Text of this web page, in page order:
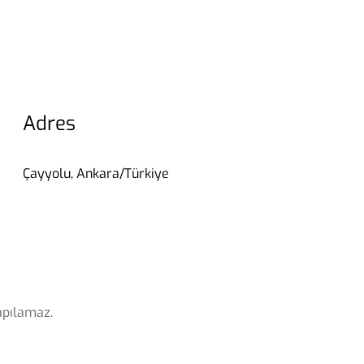
Adres
Çayyolu, Ankara/Türkiye